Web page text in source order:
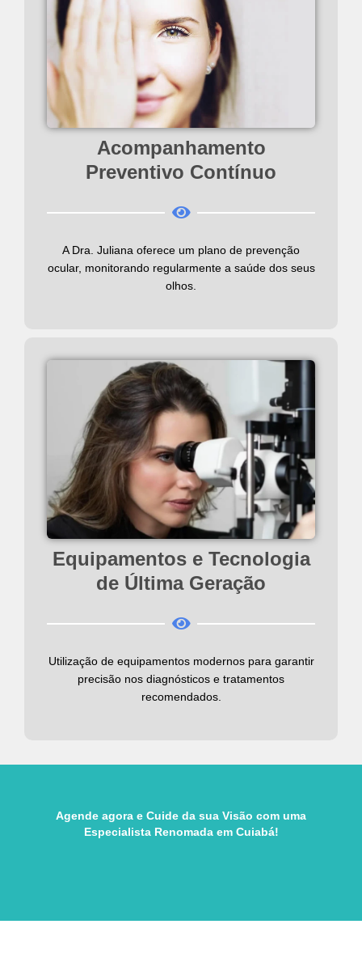
Acompanhamento
Preventivo Contínuo
A Dra. Juliana oferece um plano de prevenção
ocular, monitorando regularmente a saúde dos seus
olhos.
Equipamentos e Tecnologia
de Última Geração
Utilização de equipamentos modernos para garantir
precisão nos diagnósticos e tratamentos
recomendados.
Agende agora e Cuide da sua Visão com uma
Especialista Renomada em Cuiabá!